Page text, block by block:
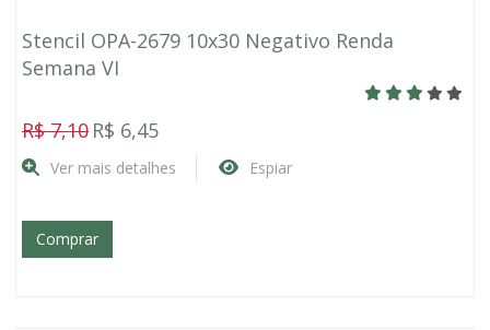
Stencil OPA-2679 10x30 Negativo Renda
Semana VI
R$ 7,10 R$ 6,45
Ver mais detalhes Espiar
Comprar